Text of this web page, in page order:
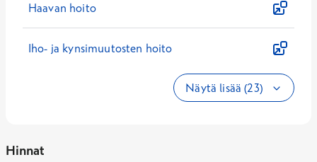
Haavan hoito
Iho- ja kynsimuutosten hoito
Näytä lisää (23)
Hinnat